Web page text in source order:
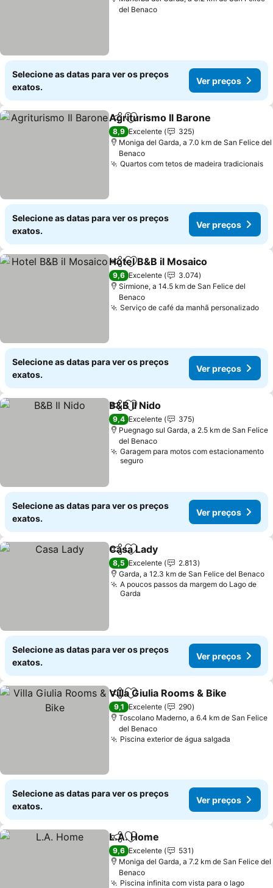
del Benaco
Selecione as datas para ver os preços
exatos.
Ver preços
PartilharAdicionar aos favoritos
Agriturismo Il Barone
8,9 Excelente
325
Moniga del Garda, a 7.0 km de San Felice del
Benaco
Quartos com tetos de madeira tradicionais
Selecione as datas para ver os preços
exatos.
Ver preços
PartilharAdicionar aos favoritos
Hotel B&B il Mosaico
9,6 Excelente
3.074
Sirmione, a 14.5 km de San Felice del
Benaco
Serviço de café da manhã personalizado
Selecione as datas para ver os preços
exatos.
Ver preços
PartilharAdicionar aos favoritos
B&B Il Nido
9,4 Excelente
375
Puegnago sul Garda, a 2.5 km de San Felice
del Benaco
Garagem para motos com estacionamento
seguro
Selecione as datas para ver os preços
exatos.
Ver preços
PartilharAdicionar aos favoritos
Casa Lady
8,5 Excelente
2.813
Garda, a 12.3 km de San Felice del Benaco
A poucos passos da margem do Lago de
Garda
Selecione as datas para ver os preços
exatos.
Ver preços
PartilharAdicionar aos favoritos
Villa Giulia Rooms & Bike
9,1 Excelente
290
Toscolano Maderno, a 6.4 km de San Felice
del Benaco
Piscina exterior de água salgada
Selecione as datas para ver os preços
exatos.
Ver preços
PartilharAdicionar aos favoritos
L.A. Home
9,6 Excelente
531
Moniga del Garda, a 7.2 km de San Felice del
Benaco
Piscina infinita com vista para o lago